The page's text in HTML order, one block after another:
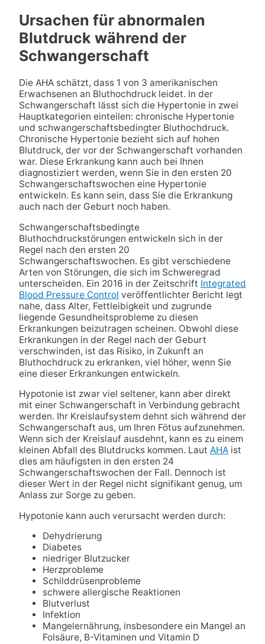
Ursachen für abnormalen
Blutdruck während der
Schwangerschaft
Die AHA schätzt, dass 1 von 3 amerikanischen
Erwachsenen an Bluthochdruck leidet. In der
Schwangerschaft lässt sich die Hypertonie in zwei
Hauptkategorien einteilen: chronische Hypertonie
und schwangerschaftsbedingter Bluthochdruck.
Chronische Hypertonie bezieht sich auf hohen
Blutdruck, der vor der Schwangerschaft vorhanden
war. Diese Erkrankung kann auch bei Ihnen
diagnostiziert werden, wenn Sie in den ersten 20
Schwangerschaftswochen eine Hypertonie
entwickeln. Es kann sein, dass Sie die Erkrankung
auch nach der Geburt noch haben.
Schwangerschaftsbedingte
Bluthochdruckstörungen entwickeln sich in der
Regel nach den ersten 20
Schwangerschaftswochen. Es gibt verschiedene
Arten von Störungen, die sich im Schweregrad
unterscheiden. Ein 2016 in der Zeitschrift Integrated
Blood Pressure Control veröffentlichter Bericht legt
nahe, dass Alter, Fettleibigkeit und zugrunde
liegende Gesundheitsprobleme zu diesen
Erkrankungen beizutragen scheinen. Obwohl diese
Erkrankungen in der Regel nach der Geburt
verschwinden, ist das Risiko, in Zukunft an
Bluthochdruck zu erkranken, viel höher, wenn Sie
eine dieser Erkrankungen entwickeln.
Hypotonie ist zwar viel seltener, kann aber direkt
mit einer Schwangerschaft in Verbindung gebracht
werden. Ihr Kreislaufsystem dehnt sich während der
Schwangerschaft aus, um Ihren Fötus aufzunehmen.
Wenn sich der Kreislauf ausdehnt, kann es zu einem
kleinen Abfall des Blutdrucks kommen. Laut AHAist
dies am häufigsten in den ersten 24
Schwangerschaftswochen der Fall. Dennoch ist
dieser Wert in der Regel nicht signifikant genug, um
Anlass zur Sorge zu geben.
Hypotonie kann auch verursacht werden durch:
Dehydrierung
Diabetes
niedriger Blutzucker
Herzprobleme
Schilddrüsenprobleme
schwere allergische Reaktionen
Blutverlust
Infektion
Mangelernährung, insbesondere ein Mangel an
Folsäure, B-Vitaminen und Vitamin D